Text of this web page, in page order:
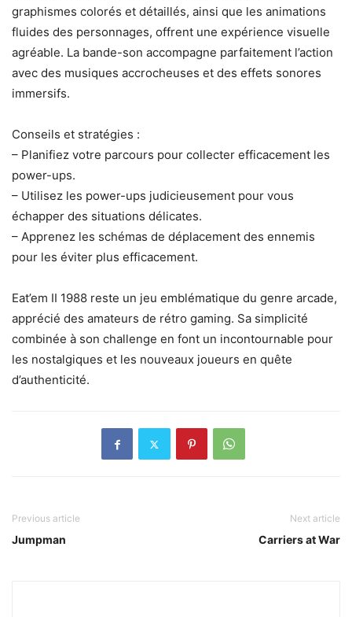
graphismes colorés et détaillés, ainsi que les animations
fluides des personnages, offrent une expérience visuelle
agréable. La bande-son accompagne parfaitement l’action
avec des musiques accrocheuses et des effets sonores
immersifs.
Conseils et stratégies :
– Planifiez votre parcours pour collecter efficacement les
power-ups.
– Utilisez les power-ups judicieusement pour vous
échapper des situations délicates.
– Apprenez les schémas de déplacement des ennemis
pour les éviter plus efficacement.
Eat’em II 1988 reste un jeu emblématique du genre arcade,
apprécié des amateurs de rétro gaming. Sa simplicité
combinée à son challenge en font un incontournable pour
les nostalgiques et les nouveaux joueurs en quête
d’authenticité.
Previous article
Jumpman
Next article
Carriers at War